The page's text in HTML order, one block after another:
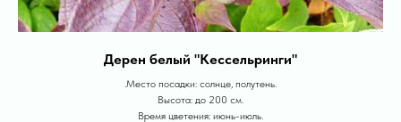
Дерен белый "Кессельринги"
.Место посадки: солнце, полутень.
Высота: до 200 см.
Время цветения: июнь-июль.